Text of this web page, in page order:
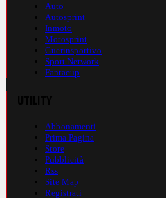
Auto
Autosprint
Inmoto
Motosprint
Guerinsportivo
Sport Network
Fantacup
Abbonamenti
Prima Pagina
Store
Pubblicità
Rss
Site Map
Registrati